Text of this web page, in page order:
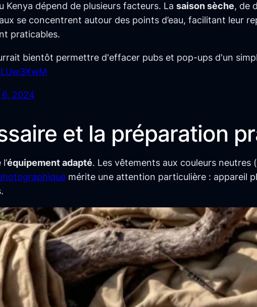
Kenya dépend de plusieurs facteurs. La saison sèche, de
se concentrent autour des points d’eau, facilitant leur
praticables.
bientôt permettre d'effacer pubs et pop-ups d'un
6, 2024
et la préparation
équipement adapté. Les vêtements aux couleurs
mérite une attention particulière : appareil